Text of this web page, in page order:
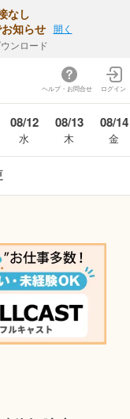
なし
知らせ
ンロード
開く
ヘルプ・お問合せ ログイン
08/12
水
08/13
木
08/14
金